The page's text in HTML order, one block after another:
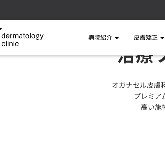
病院紹介 皮膚矯正
治療
オガナセル皮膚
プレミア
高い施